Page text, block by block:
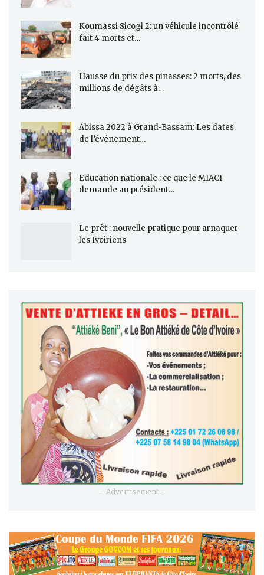
Koumassi Sicogi 2: un véhicule incontrôlé
fait 4 morts et…
Hausse du prix des pinasses: 2 morts, des
millions de dégâts à…
Abissa 2022 à Grand-Bassam: Les dates
de l’événement…
Education nationale : ce que le MIACI
demande au président…
Le prêt : nouvelle pratique pour arnaquer
les Ivoiriens
- Advertisement -